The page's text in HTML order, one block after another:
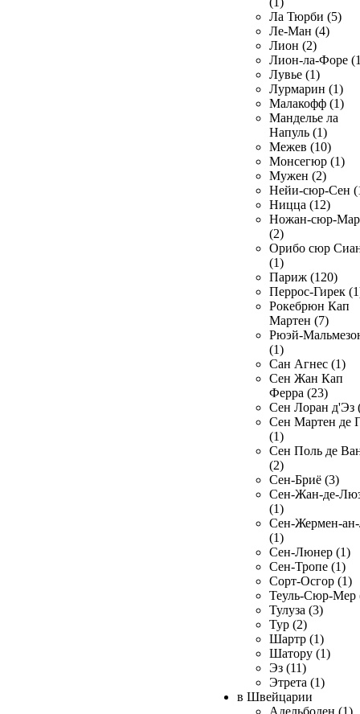
Ла Тюрби (5)
Ле-Ман (4)
Лион (2)
Лион-ла-Форе
Лувье (1)
Лурмарин (1)
Малакофф (1)
Манделье ла
Напуль (1)
Межев (10)
Монсегюр (1)
Мужен (2)
Нейи-сюр-Сен
Ницца (12)
Ножан-сюр-
(2)
Орибо сюр
(1)
Париж (120)
Перрос-Гирек
Рокебрюн Кап
Мартен (7)
Рюэй-
(1)
Сан Агнес (1)
Сен Жан Кап
Ферра (23)
Сен Лоран д'Эз
Сен Мартен де
(1)
Сен Поль де
(2)
Сен-Бриё (3)
Сен-Жан-де-
(1)
Сен-Жермен-
(1)
Сен-Люнер (1)
Сен-Тропе (1)
Сорт-Осгор (1)
Теуль-Сюр-Мер
Тулуза (3)
Тур (2)
Шартр (1)
Шатору (1)
Эз (11)
Этрета (1)
в Швейцарии
Адельбоден (1)